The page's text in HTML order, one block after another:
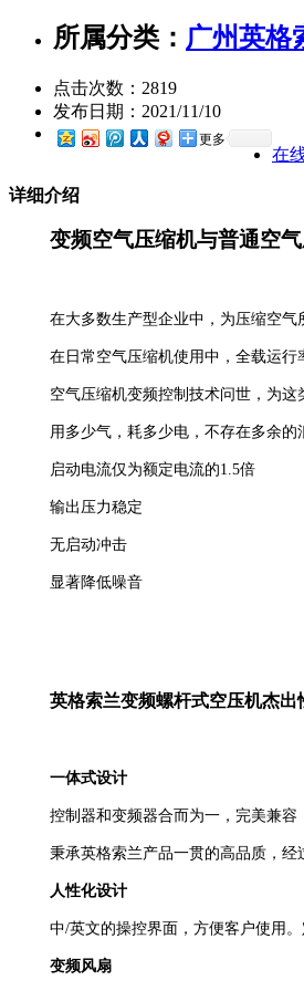
所属分类： 广州英格
点击次数： 2819
发布日期： 2021/11/10
更多
在
详细介绍
变频空气压缩机与普通空
在大多数生产型企业中，为压缩空气
在日常空气压缩机使用中，全载运
空气压缩机变频控制技术问世，为
用多少气，耗多少电，不存在多余的
启动电流仅为额定电流的1.5倍
输出压力稳定
无启动冲击
显著降低噪音
英格索兰变频螺杆式空压机杰出
一体式设计
控制器和变频器合而为一，完美兼容
秉承英格索兰产品一贯的高品质，经
人性化设计
中/英文的操控界面，方便客户使用
变频风扇